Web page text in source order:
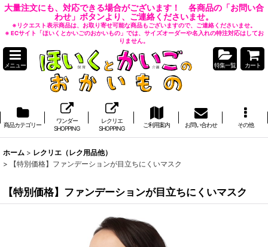
大量注文にも、対応できる場合がございます！ 各商品の「お問い合
わせ」ボタンより、ご連絡くださいませ。
※リクエスト表示商品は、お取り寄せ可能な商品もございますので、ご連絡くださいませ。
※ ECサイト「ほいくとかいごのおかいもの」では、サイズオーダーや名入れの特注対応はしてお
りません。
メニュー 特集一覧 カート
商品カテゴリー
ワンダー
SHOPPING
レクリエ
SHOPPING
ご利用案内 お問い合わせ その他
ホーム > レクリエ（レク用品他）
>
【特別価格】ファンデーションが目立ちにくいマスク
【特別価格】ファンデーションが目立ちにくいマスク